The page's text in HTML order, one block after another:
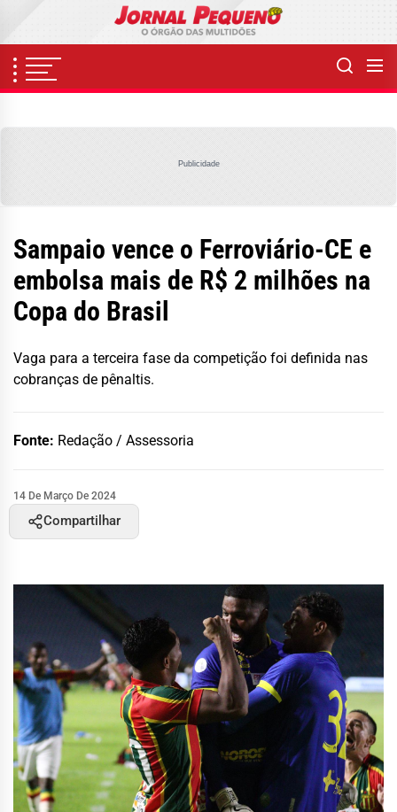
content
Publicidade
Sampaio vence o Ferroviário-CE e
embolsa mais de R$ 2 milhões na
Copa do Brasil
Vaga para a terceira fase da competição foi definida nas
cobranças de pênaltis.
Fonte: Redação / Assessoria
14 De Março De 2024
Compartilhar